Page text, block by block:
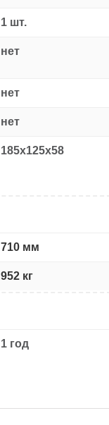
1 шт.
нет
нет
нет
185x125x58
710 мм
952 кг
1 год